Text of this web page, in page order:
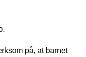
på, at barnet